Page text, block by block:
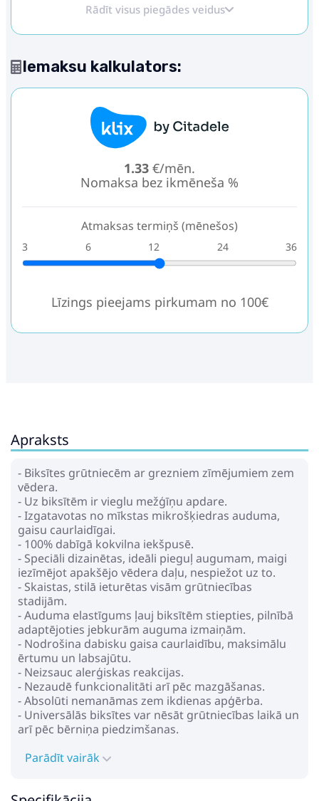
Rādīt visus piegādes veidus
Iemaksu kalkulators:
1.33 €/mēn.
Nomaksa bez ikmēneša %
Atmaksas termiņš (mēnešos)
3 6 12 24 36
Līzings pieejams pirkumam no 100€
Apraksts
- Biksītes grūtniecēm ar grezniem zīmējumiem zem
vēdera.
- Uz biksītēm ir vieglu mežģīņu apdare.
- Izgatavotas no mīkstas mikrošķiedras auduma,
gaisu caurlaidīgai.
- 100% dabīgā kokvilna iekšpusē.
- Speciāli dizainētas, ideāli pieguļ augumam, maigi
iezīmējot apakšējo vēdera daļu, nespiežot uz to.
- Skaistas, stilā ieturētas visām grūtniecības
stadijām.
- Auduma elastīgums ļauj biksītēm stiepties, pilnībā
adaptējoties jebkurām auguma izmaiņām.
- Nodrošina dabisku gaisa caurlaidību, maksimālu
ērtumu un labsajūtu.
- Neizsauc alerģiskas reakcijas.
- Nezaudē funkcionalitāti arī pēc mazgāšanas.
- Absolūti nemanāmas zem ikdienas apģērba.
- Universālās biksītes var nēsāt grūtniecības laikā un
arī pēc bērniņa piedzimšanas.
Parādīt vairāk